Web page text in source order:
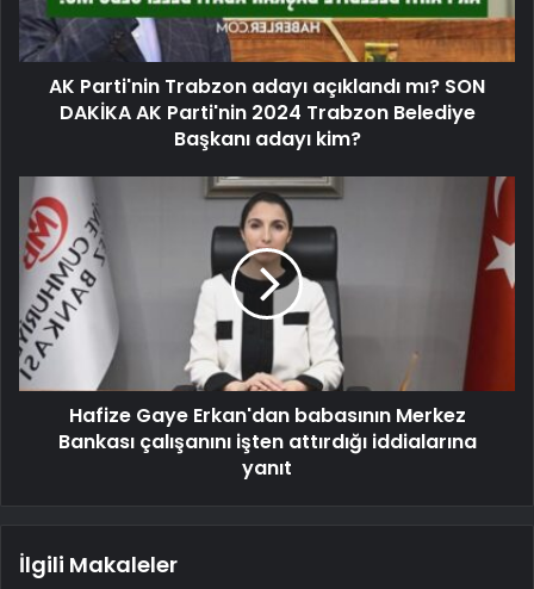
AK Parti'nin Trabzon adayı açıklandı mı? SON
DAKİKA AK Parti'nin 2024 Trabzon Belediye
Başkanı adayı kim?
Hafize Gaye Erkan'dan babasının Merkez
Bankası çalışanını işten attırdığı iddialarına
yanıt
İlgili Makaleler